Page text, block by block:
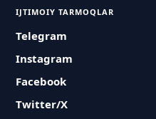
IJTIMOIY TARMOQLAR
Telegram
Instagram
Facebook
Twitter/X